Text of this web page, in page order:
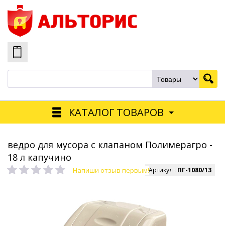
КАТАЛОГ ТОВАРОВ
ведро для мусора с клапаном Полимерагро -
18 л капучино
Напиши отзыв первым!Артикул : ПГ-1080/13